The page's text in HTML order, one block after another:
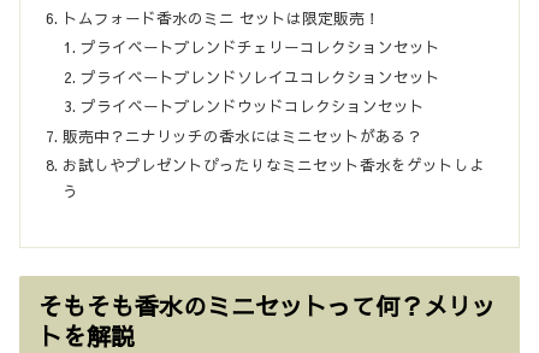
トムフォード香水のミニ セットは限定販売！
プライベートブレンドチェリーコレクションセット
プライベートブレンドソレイユコレクションセット
プライベートブレンドウッドコレクションセット
販売中？ニナリッチの香水にはミニセットがある？
お試しやプレゼントぴったりなミニセット香水をゲットしよ
う
そもそも香水のミニセットって何？メリッ
トを解説